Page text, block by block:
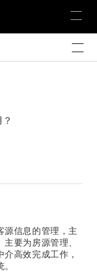
源信息的管理，主
要为房源管理、
高效完成工作，